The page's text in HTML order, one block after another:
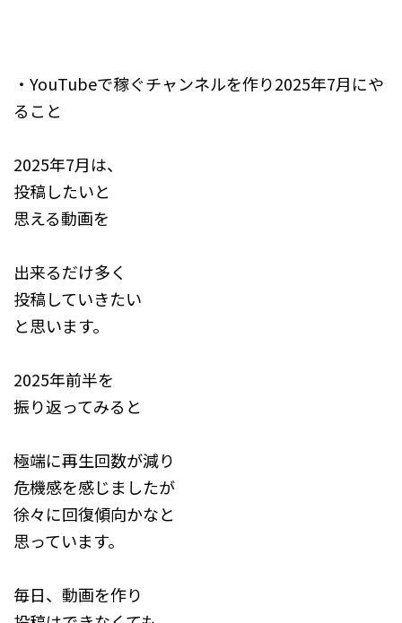
・YouTubeで稼ぐチャンネルを作り2025年7月にや
ること
2025年7月は、
投稿したいと
思える動画を
出来るだけ多く
投稿していきたい
と思います。
2025年前半を
振り返ってみると
極端に再生回数が減り
危機感を感じましたが
徐々に回復傾向かなと
思っています。
毎日、動画を作り